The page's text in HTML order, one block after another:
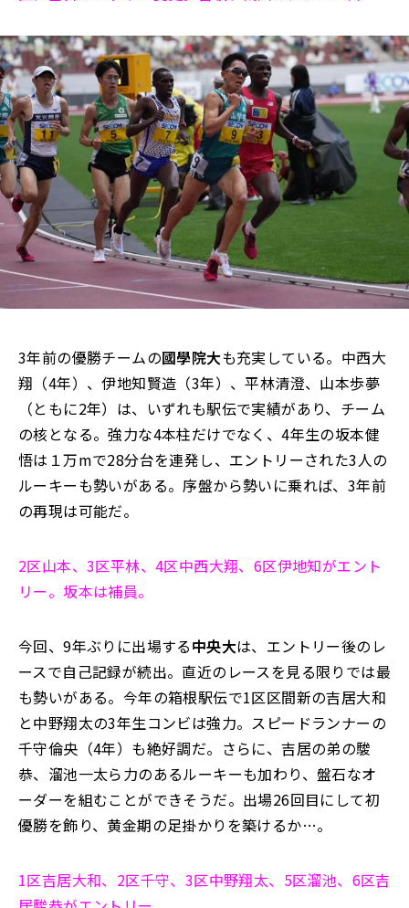
3年前の優勝チームの國學院大も充実している。中西大
翔（4年）、伊地知賢造（3年）、平林清澄、山本歩夢
（ともに2年）は、いずれも駅伝で実績があり、チーム
の核となる。強力な4本柱だけでなく、4年生の坂本健
悟は１万mで28分台を連発し、エントリーされた3人の
ルーキーも勢いがある。序盤から勢いに乗れば、3年前
の再現は可能だ。
2区山本、3区平林、4区中西大翔、6区伊地知がエント
リー。坂本は補員。
今回、9年ぶりに出場する中央大は、エントリー後のレ
ースで自己記録が続出。直近のレースを見る限りでは最
も勢いがある。今年の箱根駅伝で1区区間新の吉居大和
と中野翔太の3年生コンビは強力。スピードランナーの
千守倫央（4年）も絶好調だ。さらに、吉居の弟の駿
恭、溜池一太ら力のあるルーキーも加わり、盤石なオ
ーダーを組むことができそうだ。出場26回目にして初
優勝を飾り、黄金期の足掛かりを築けるか…。
1区吉居大和、2区千守、3区中野翔太、5区溜池、6区吉